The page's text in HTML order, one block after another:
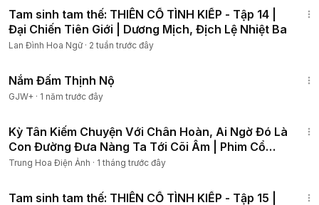
Tam sinh tam thế: THIÊN CỔ TÌNH KIẾP - Tập 14 |
Đại Chiến Tiên Giới | Dương Mịch, Địch Lệ Nhiệt Ba
Lan Đình Hoa Ngữ· 2 tuần trước đây
Nắm Đấm Thịnh Nộ
GJW+ · 1 năm trước đây
Kỳ Tân Kiếm Chuyện Với Chân Hoàn, Ai Ngờ Đó Là
Con Đường Đưa Nàng Ta Tới Cõi Âm | Phim Cổ
Trang 4K
Trung Hoa Điện Ảnh · 1 tháng trước đây
Tam sinh tam thế: THIÊN CỔ TÌNH KIẾP - Tập 15 |